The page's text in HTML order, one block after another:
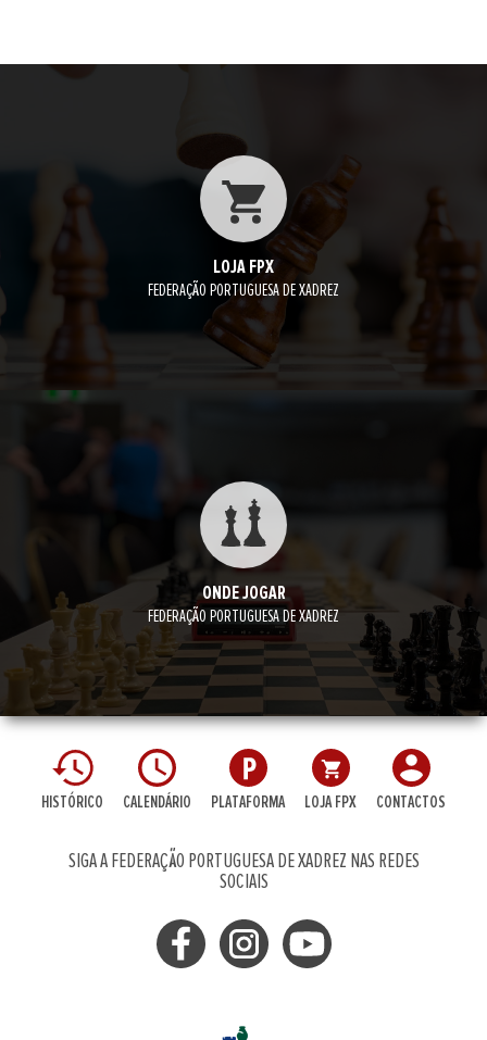
LOJA FPX
FEDERAÇÃO PORTUGUESA DE XADREZ
ONDE JOGAR
FEDERAÇÃO PORTUGUESA DE XADREZ
HISTÓRICO CALENDÁRIO PLATAFORMA LOJA FPX CONTACTOS
SIGA A FEDERAÇÃO PORTUGUESA DE XADREZ NAS REDES
SOCIAIS